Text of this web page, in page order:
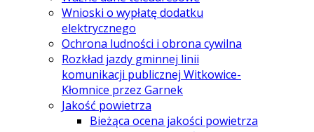
Wnioski o wypłatę dodatku
elektrycznego
Ochrona ludności i obrona cywilna
Rozkład jazdy gminnej linii
komunikacji publicznej Witkowice-
Kłomnice przez Garnek
Jakość powietrza
Bieżąca ocena jakości powietrza